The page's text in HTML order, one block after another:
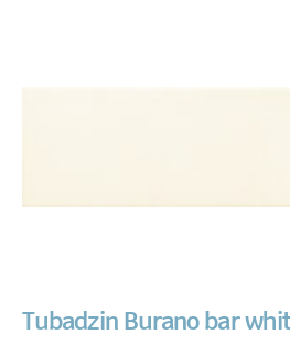
Tubadzin Burano bar